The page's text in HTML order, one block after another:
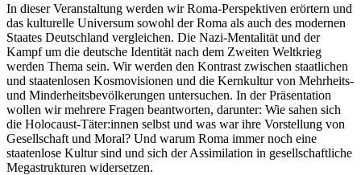
In dieser Veranstaltung werden wir Roma-Perspektiven erörtern und
das kulturelle Universum sowohl der Roma als auch des modernen
Staates Deutschland vergleichen. Die Nazi-Mentalität und der
Kampf um die deutsche Identität nach dem Zweiten Welt­krieg
werden Thema sein. Wir werden den Kontrast zwischen staatlichen
und staaten­losen Kosmo­visionen und die Kern­kultur von Mehrheits-
und Minder­heits­bevölkerungen untersuchen. In der Präsentation
wollen wir mehrere Fragen beantworten, darunter: Wie sahen sich
die Holocaust-Täter:innen selbst und was war ihre Vorstellung von
Gesell­schaft und Moral? Und warum Roma immer noch eine
staaten­lose Kultur sind und sich der Assimilation in gesell­schaftliche
Mega­strukturen widersetzen.